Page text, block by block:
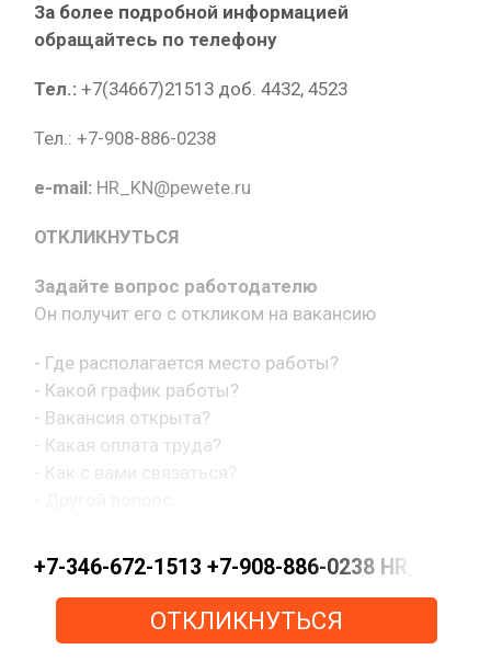
За более подробной информацией
обращайтесь по телефону
Тел.: +7(34667)21513 доб. 4432, 4523
Тел.: +7-908-886-0238
e-mail: HR_KN@pewete.ru
ОТКЛИКНУТЬСЯ
Задайте вопрос работодателю
Он получит его с откликом на вакансию
- Где располагается место работы?
- Какой график работы?
- Вакансия открыта?
- Какая оплата труда?
+7-346-672-1513 +7-908-886-0238
ОТКЛИКНУТЬСЯ